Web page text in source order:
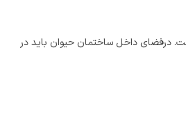
درفضای داخل ساختمان حیوان باید در